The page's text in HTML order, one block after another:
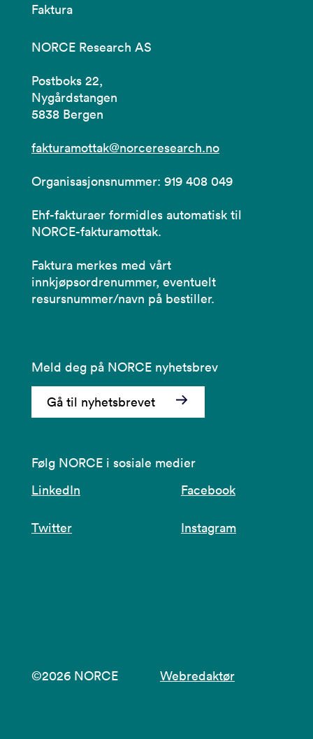
Faktura
NORCE Research AS
Postboks 22,
Nygårdstangen
5838 Bergen
fakturamottak@norceresearch.no
Organisasjonsnummer: 919 408 049
Ehf-fakturaer formidles automatisk til
NORCE-fakturamottak.
Faktura merkes med vårt
innkjøpsordrenummer, eventuelt
resursnummer/navn på bestiller.
Meld deg på NORCE nyhetsbrev
Gå til nyhetsbrevet
Følg NORCE i sosiale medier
LinkedIn
Facebook
Twitter Instagram
©2026 NORCE Webredaktør